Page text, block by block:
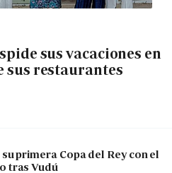
sus vacaciones en
sus restaurantes
primera Copa del Rey con el
tras Vudú